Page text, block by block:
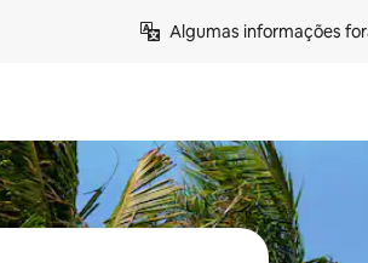
Algumas informações